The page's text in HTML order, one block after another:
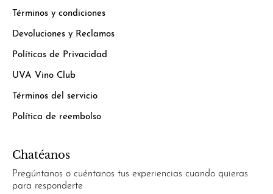
Términos y condiciones
Devoluciones y Reclamos
Políticas de Privacidad
UVA Vino Club
Términos del servicio
Política de reembolso
Chatéanos
Pregúntanos o cuéntanos tus experiencias cuando quieras
para responderte